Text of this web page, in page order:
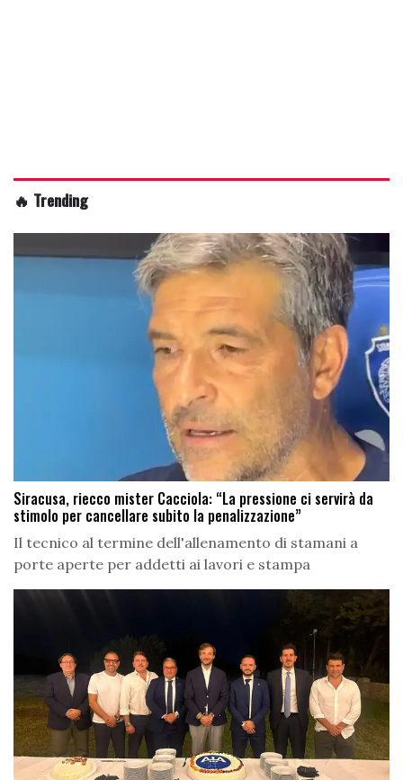
🔥 Trending
Siracusa, riecco mister Cacciola: “La pressione ci servirà da
stimolo per cancellare subito la penalizzazione”
Il tecnico al termine dell'allenamento di stamani a
porte aperte per addetti ai lavori e stampa